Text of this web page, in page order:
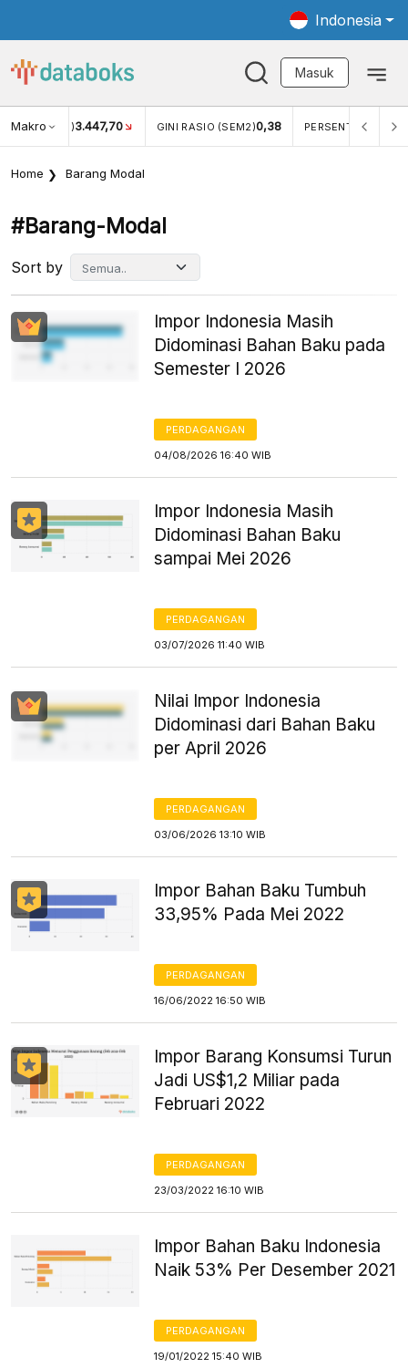
Indonesia
Masuk
Makro
ADHK (Q1)3.447,70 GINI RASIO (SEM2)0,38 PERSENTASE
Home Barang Modal
#barang-Modal
Sort by
Impor Indonesia Masih
Didominasi Bahan Baku pada
Semester I 2026
PERDAGANGAN
04/08/2026 16:40 WIB
Impor Indonesia Masih
Didominasi Bahan Baku
sampai Mei 2026
PERDAGANGAN
03/07/2026 11:40 WIB
Nilai Impor Indonesia
Didominasi dari Bahan Baku
per April 2026
PERDAGANGAN
03/06/2026 13:10 WIB
Impor Bahan Baku Tumbuh
33,95% Pada Mei 2022
PERDAGANGAN
16/06/2022 16:50 WIB
Impor Barang Konsumsi Turun
Jadi US$1,2 Miliar pada
Februari 2022
PERDAGANGAN
23/03/2022 16:10 WIB
Impor Bahan Baku Indonesia
Naik 53% Per Desember 2021
PERDAGANGAN
19/01/2022 15:40 WIB